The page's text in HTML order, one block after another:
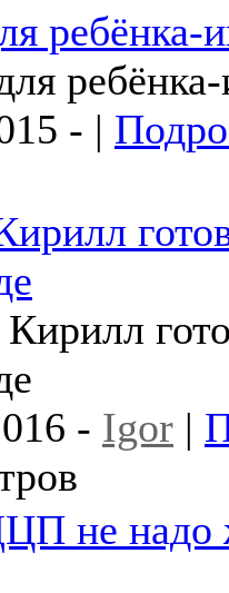
ребёнка-
- |
- Igor |
не надо